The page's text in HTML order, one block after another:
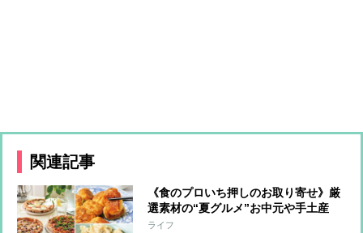
関連記事
《食のプロいち押しのお取り寄せ》厳
選素材の“夏グルメ”お中元や手土産
に！
ライフ